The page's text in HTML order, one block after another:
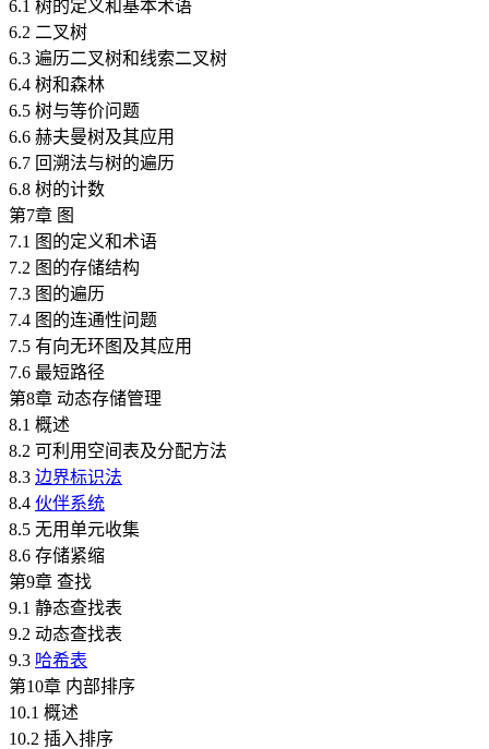
6.1 树的定义和基本术语
6.2 二叉树
6.3 遍历二叉树和线索二叉树
6.4 树和森林
6.5 树与等价问题
6.6 赫夫曼树及其应用
6.7 回溯法与树的遍历
6.8 树的计数
第7章 图
7.1 图的定义和术语
7.2 图的存储结构
7.3 图的遍历
7.4 图的连通性问题
7.5 有向无环图及其应用
7.6 最短路径
第8章 动态存储管理
8.1 概述
8.2 可利用空间表及分配方法
8.3 边界标识法
8.4 伙伴系统
8.5 无用单元收集
8.6 存储紧缩
第9章 查找
9.1 静态查找表
9.2 动态查找表
9.3 哈希表
第10章 内部排序
10.1 概述
10.2 插入排序